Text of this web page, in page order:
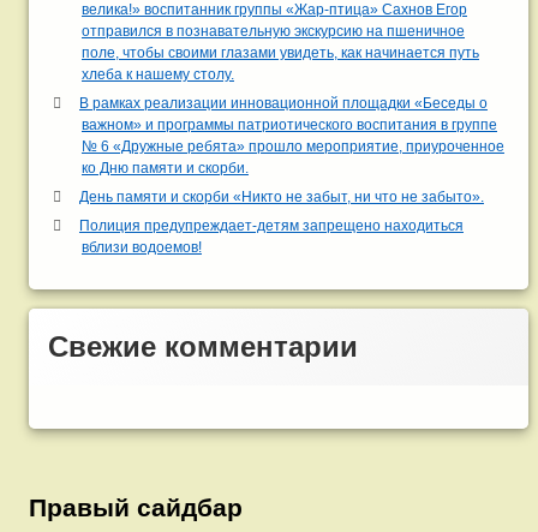
велика!» воспитанник группы «Жар-птица» Сахнов Егор
отправился в познавательную экскурсию на пшеничное
поле, чтобы своими глазами увидеть, как начинается путь
хлеба к нашему столу.
В рамках реализации инновационной площадки «Беседы о
важном» и программы патриотического воспитания в группе
№ 6 «Дружные ребята» прошло мероприятие, приуроченное
ко Дню памяти и скорби.
День памяти и скорби «Никто не забыт, ни что не забыто».
Полиция предупреждает-детям запрещено находиться
вблизи водоемов!
Свежие комментарии
Правый сайдбар